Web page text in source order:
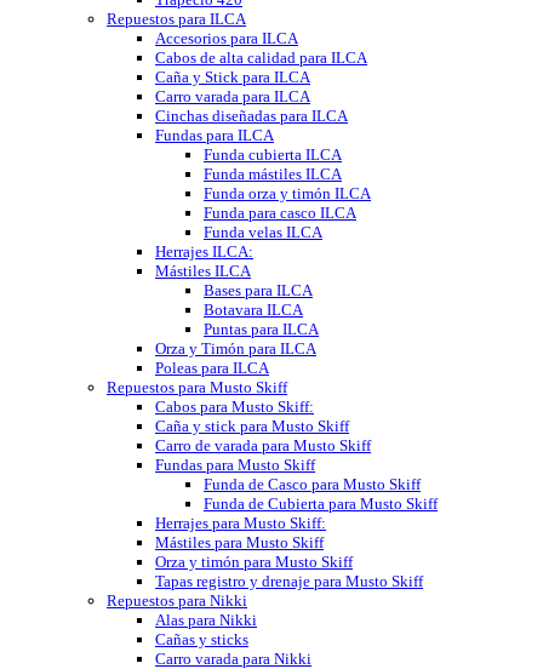
Repuestos para ILCA
Accesorios para ILCA
Cabos de alta calidad para ILCA
Caña y Stick para ILCA
Carro varada para ILCA
Cinchas diseñadas para ILCA
Fundas para ILCA
Funda cubierta ILCA
Funda mástiles ILCA
Funda orza y timón ILCA
Funda para casco ILCA
Funda velas ILCA
Herrajes ILCA:
Mástiles ILCA
Bases para ILCA
Botavara ILCA
Puntas para ILCA
Orza y Timón para ILCA
Poleas para ILCA
Repuestos para Musto Skiff
Cabos para Musto Skiff:
Caña y stick para Musto Skiff
Carro de varada para Musto Skiff
Fundas para Musto Skiff
Funda de Casco para Musto Skiff
Funda de Cubierta para Musto Skiff
Herrajes para Musto Skiff:
Mástiles para Musto Skiff
Orza y timón para Musto Skiff
Tapas registro y drenaje para Musto Skiff
Repuestos para Nikki
Alas para Nikki
Cañas y sticks
Carro varada para Nikki